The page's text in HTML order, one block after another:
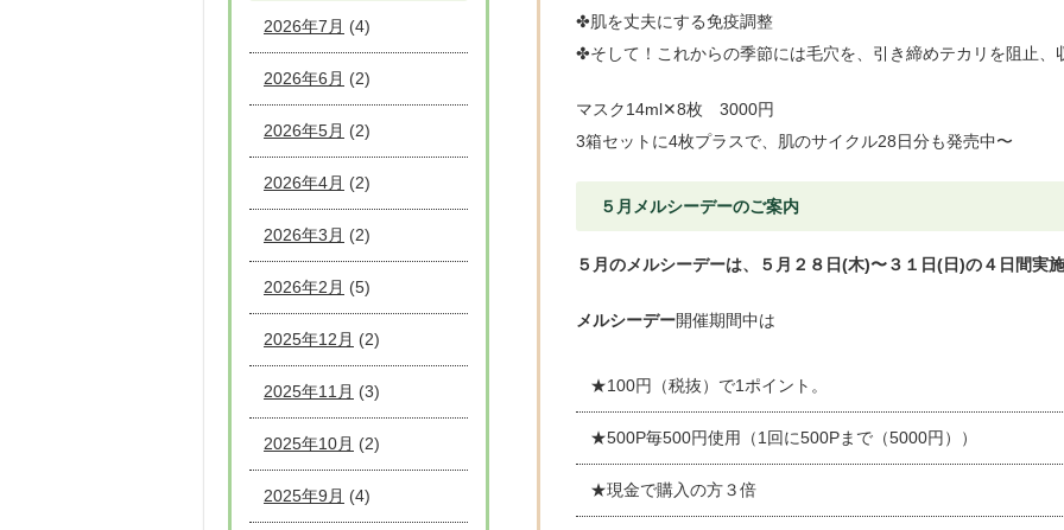
✤肌を丈夫にする免疫調整
✤そして！これからの季節には毛穴を、引き締めテカリを阻止、
マスク14ml✕8枚 3000円
3箱セットに4枚プラスで、肌のサイクル28日分も発売中〜
５月メルシーデーのご案内
５月のメルシーデーは、５月２８日(木)〜３１日(日)の４日間実
メルシーデー開催期間中は
★100円（税抜）で1ポイント。
★500P毎500円使用（1回に500Pまで（5000円））
★現金で購入の方３倍
2026年7月 (4)
2026年6月 (2)
2026年5月 (2)
2026年4月 (2)
2026年3月 (2)
2026年2月 (5)
2025年12月 (2)
2025年11月 (3)
2025年10月 (2)
2025年9月 (4)